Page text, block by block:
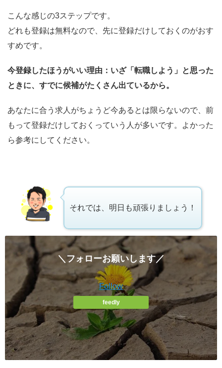
こんな感じの3ステップです。
どれも登録は無料なので、先に登録だけしておくのがおす
すめです。
今登録したほうがいい理由：いざ「転職しよう」と思った
ときに、すでに候補がたくさん出ているから。
あなたに合う求人がちょうど今あるとは限らないので、前
もって登録だけしておくっていう人が多いです。よかった
ら参考にしてください。
それでは、明日も頑張りましょう！
＼フォローお願いします／
Follow
feedly